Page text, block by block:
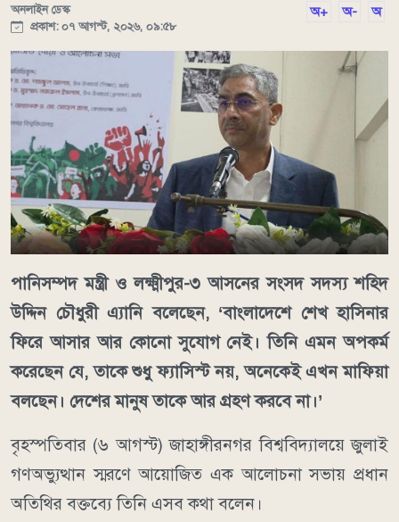
অনলাইন ডেস্ক
প্রকাশ: ০৭ আগস্ট, ২০২৬, ০৯:৫৮
অ+ অ- অ
পানিসম্পদ মন্ত্রী ও লক্ষ্মীপুর-৩ আসনের সংসদ সদস্য শহিদ
উদ্দিন চৌধুরী এ্যানি বলেছেন, ‘বাংলাদেশে শেখ হাসিনার
ফিরে আসার আর কোনো সুযোগ নেই। তিনি এমন অপকর্ম
করেছেন যে, তাকে শুধু ফ্যাসিস্ট নয়, অনেকেই এখন মাফিয়া
বলছেন। দেশের মানুষ তাকে আর গ্রহণ করবে না।’
বৃহস্পতিবার (৬ আগস্ট) জাহাঙ্গীরনগর বিশ্ববিদ্যালয়ে জুলাই
গণঅভ্যুত্থান স্মরণে আয়োজিত এক আলোচনা সভায় প্রধান
অতিথির বক্তব্যে তিনি এসব কথা বলেন।